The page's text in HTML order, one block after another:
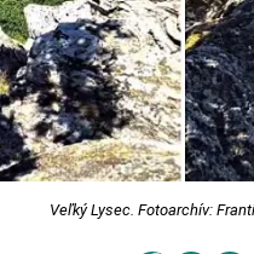
Veľký Lysec. Fotoarchív: